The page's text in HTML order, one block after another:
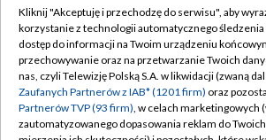
TVP
Abonament TVP
Emisja w TVP
Centrum informacji TVP
Regulamin TVP
Polityka
Moje zgody
Kliknij "Akceptuję i przechodzę do serwisu", aby
korzystanie z technologii automatycznego śledzenia
dostęp do informacji na Twoim urządzeniu
przechowywanie oraz na przetwarzanie Twoich
nas, czyli Telewizję Polską S.A. w likwidacji (zwaną
Zaufanych Partnerów z IAB* (1201 firm) oraz
Partnerów TVP (93 firm), w celach marketingowych
zautomatyzowanego dopasowania reklam do